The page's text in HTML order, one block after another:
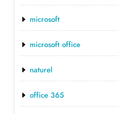
microsoft
microsoft office
naturel
office 365